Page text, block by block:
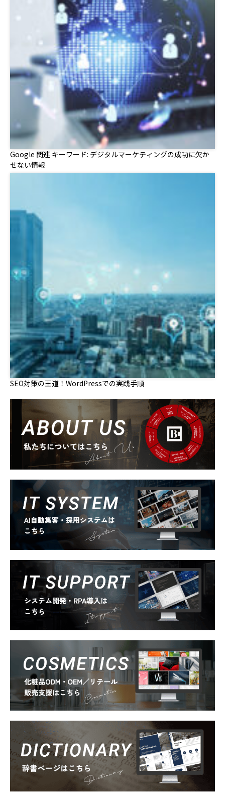
Google 関連 キーワード: デジタルマーケティングの成功に欠か
せない情報
SEO対策の王道！WordPressでの実践手順
About Us
System
Itsupport
Cosmetics
Dictionary